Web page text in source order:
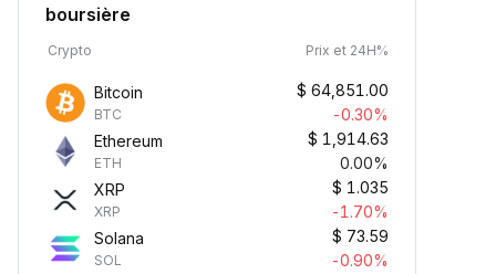
boursière
Crypto Prix et 24H%
Bitcoin
BTC
$ 64,851.00
-0.30%
Ethereum
ETH
$ 1,914.63
0.00%
XRP
XRP
$ 1.035
-1.70%
Solana
SOL
$ 73.59
-0.90%